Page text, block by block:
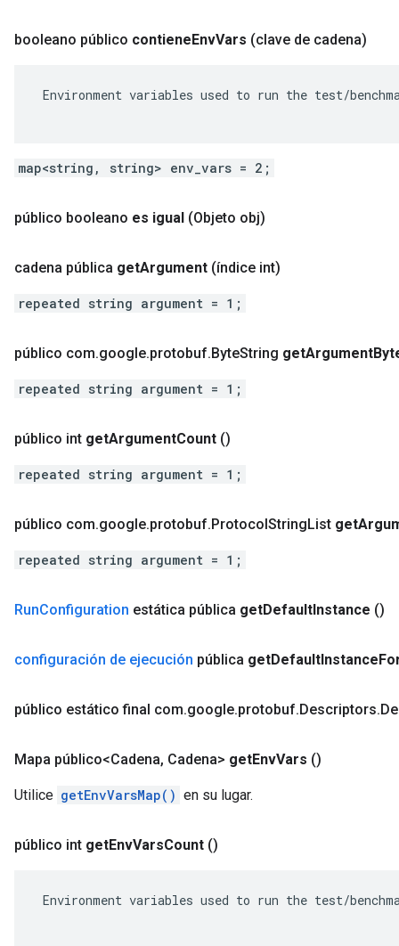
booleano público contieneEnvVars (clave de cadena)
Environment variables used to run the test/
map<string, string> env_vars = 2;
público booleano es igual (Objeto obj)
cadena pública getArgument (índice int)
repeated string argument = 1;
público com.google.protobuf.ByteString getArgument
repeated string argument = 1;
público int getArgumentCount ()
repeated string argument = 1;
público com.google.protobuf.ProtocolStringList get
repeated string argument = 1;
RunConfiguration estática pública getDefaultInstance ()
configuración de ejecución pública getDefaultInstance
público estático final com.google.protobuf.Descriptors.
Mapa público<Cadena, Cadena> getEnvVars ()
Utilice getEnvVarsMap() en su lugar.
público int getEnvVarsCount ()
Environment variables used to run the test/